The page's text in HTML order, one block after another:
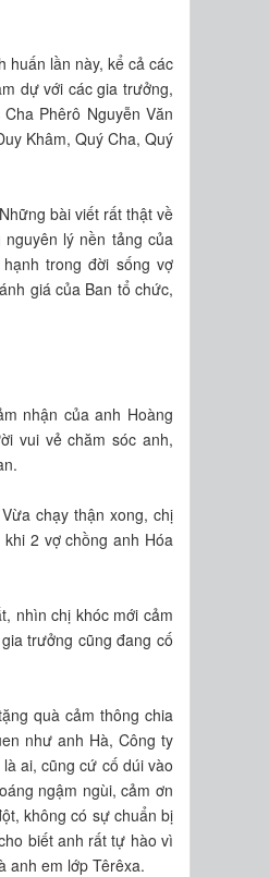
huấn lần này, kể cả các
dự với các gia trưởng,
Phêrô Nguyễn Văn
Khâm, Quý Cha, Quý
bài viết rất thật về
lý nền tảng của
trong đời sống vợ
giá của Ban tổ chức,
nhận của anh Hoàng
vui vẻ chăm sóc anh,
chạy thận xong, chị
2 vợ chồng anh Hóa
nhìn chị khóc mới cảm
trưởng cũng đang cố
quà cảm thông chia
như anh Hà, Công ty
ai, cũng cứ cố dúi vào
ngậm ngùi, cảm ơn
không có sự chuẩn bị
biết anh rất tự hào vì
anh em lớp Têrêxa.